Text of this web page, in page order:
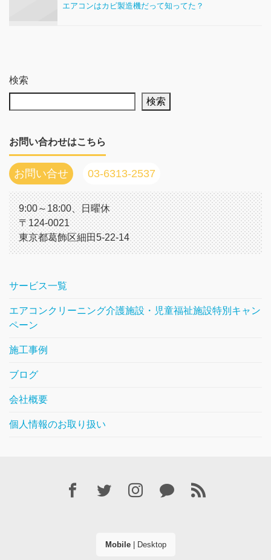
エアコンはカビ製造機だって知ってた？
検索
検索
お問い合わせはこちら
お問い合せ 03-6313-2537
9:00～18:00、日曜休
〒124-0021
東京都葛飾区細田5-22-14
サービス一覧
エアコンクリーニング介護施設・児童福祉施設特別キャン
ペーン
施工事例
ブログ
会社概要
個人情報のお取り扱い
Mobile| Desktop